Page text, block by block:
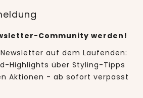
Community werden!
auf dem Laufenden:
Highlights über Styling-Tipps
Aktionen - ab sofort verpasst